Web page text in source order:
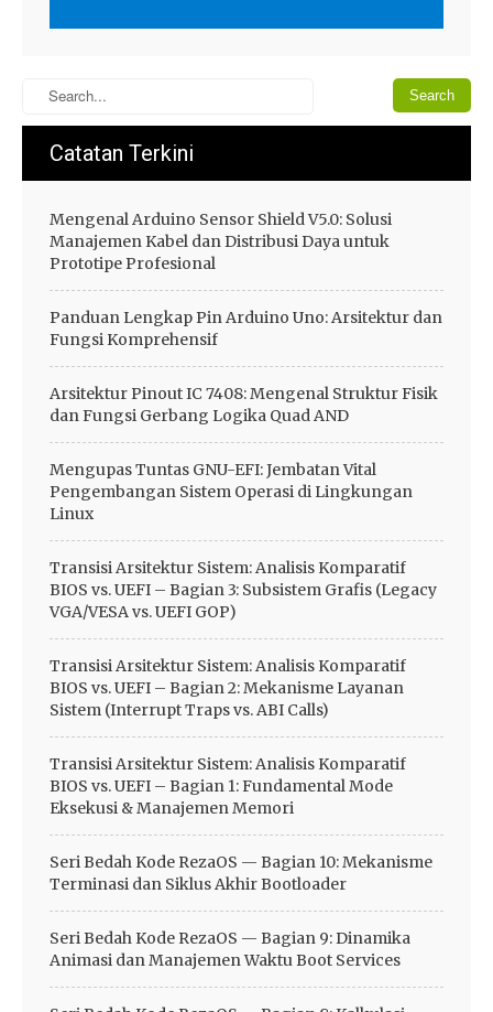
Catatan Terkini
Mengenal Arduino Sensor Shield V5.0: Solusi
Manajemen Kabel dan Distribusi Daya untuk
Prototipe Profesional
Panduan Lengkap Pin Arduino Uno: Arsitektur dan
Fungsi Komprehensif
Arsitektur Pinout IC 7408: Mengenal Struktur Fisik
dan Fungsi Gerbang Logika Quad AND
Mengupas Tuntas GNU-EFI: Jembatan Vital
Pengembangan Sistem Operasi di Lingkungan
Linux
Transisi Arsitektur Sistem: Analisis Komparatif
BIOS vs. UEFI – Bagian 3: Subsistem Grafis (Legacy
VGA/VESA vs. UEFI GOP)
Transisi Arsitektur Sistem: Analisis Komparatif
BIOS vs. UEFI – Bagian 2: Mekanisme Layanan
Sistem (Interrupt Traps vs. ABI Calls)
Transisi Arsitektur Sistem: Analisis Komparatif
BIOS vs. UEFI – Bagian 1: Fundamental Mode
Eksekusi & Manajemen Memori
Seri Bedah Kode RezaOS — Bagian 10: Mekanisme
Terminasi dan Siklus Akhir Bootloader
Seri Bedah Kode RezaOS — Bagian 9: Dinamika
Animasi dan Manajemen Waktu Boot Services